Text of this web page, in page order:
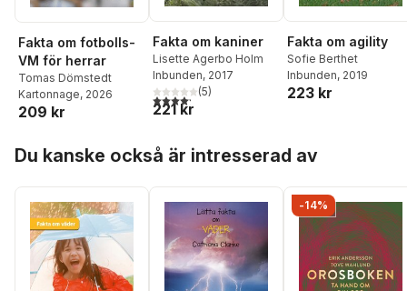
Fakta om fotbolls-
VM för herrar
Tomas Dömstedt
Kartonnage, 2026
209 kr
Fakta om kaniner
Lisette Agerbo Holm
Inbunden, 2017
4,2utav 5 stjärnor. Totalt antal röster:
(5)
221 kr
Fakta om agility
Sofie Berthet
Inbunden, 2019
223 kr
Du kanske också är intresserad av
-14%